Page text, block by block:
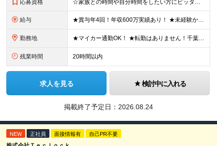
応募資格 ☆家族との時間や自分時間をしたい方にピッタリの環境です ◆要普通自動車運転免許（AT限定可） ◆学歴不問 ★こんな方にピッタリです！ ・フットワーク軽く行動できる方 ・人の話に素直に耳を傾けられる方
給与 ★賞与年4回！年収600万実績あり！ ★未経験からでも基本給27万円スタートと、安定した収入を得られる環境です！ 月給27万円～29万円＋各種手当＋賞与年2回（＋業績賞与年2回） ※経験・スキルを考
勤務地 ★マイカー通勤OK！ ★転勤はありません！千葉＆大阪で積極採用中！ 【千葉】千葉県白井市富塚1番 【大阪】大阪府堺市堺区南半町東1丁目1番10号 ※(変更の範囲)上記を除く当社関連勤務地
残業時間 20時間以内
求人を見る 検討中に入れる
掲載終了予定日： 2026.08.24
NEW 正社員 面接情報有 自己PR不要